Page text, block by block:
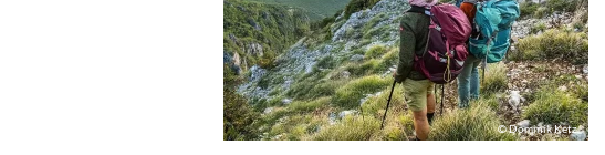
© Dominik Ketz